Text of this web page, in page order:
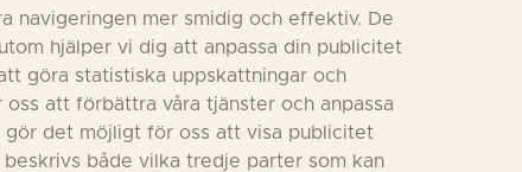
navigeringen mer smidig och effektiv. De
hjälper vi dig att anpassa din publicitet
göra statistiska uppskattningar och
att förbättra våra tjänster och anpassa
gör det möjligt för oss att visa publicitet
både vilka tredje parter som kan